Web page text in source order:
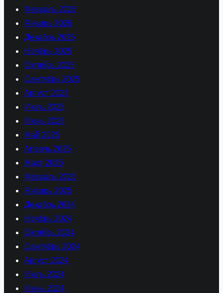
Февраль 2026
Январь 2026
Декабрь 2025
Ноябрь 2025
Октябрь 2025
Сентябрь 2025
Август 2025
Июль 2025
Июнь 2025
Май 2025
Апрель 2025
Март 2025
Февраль 2025
Январь 2025
Декабрь 2024
Ноябрь 2024
Октябрь 2024
Сентябрь 2024
Август 2024
Июль 2024
Июнь 2024